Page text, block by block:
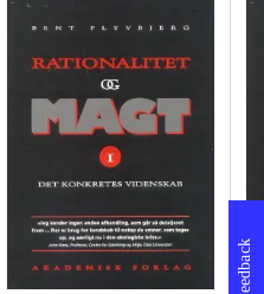
Feedback